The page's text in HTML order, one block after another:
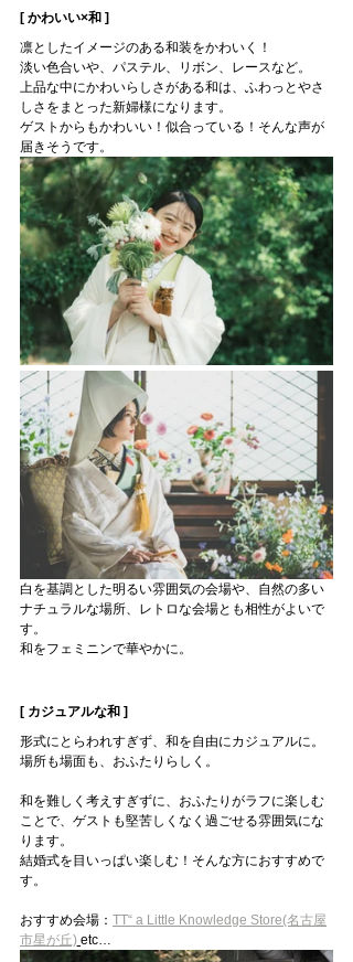
[ かわいい×和 ]
凛としたイメージのある和装をかわいく！
淡い色合いや、パステル、リボン、レースなど。
上品な中にかわいらしさがある和は、ふわっとやさ
しさをまとった新婦様になります。
ゲストからもかわいい！似合っている！そんな声が
届きそうです。
白を基調とした明るい雰囲気の会場や、自然の多い
ナチュラルな場所、レトロな会場とも相性がよいで
す。
和をフェミニンで華やかに。
[ カジュアルな和 ]
形式にとらわれすぎず、和を自由にカジュアルに。
場所も場面も、おふたりらしく。
和を難しく考えすぎずに、おふたりがラフに楽しむ
ことで、ゲストも堅苦しくなく過ごせる雰囲気にな
ります。
結婚式を目いっぱい楽しむ！そんな方におすすめで
す。
おすすめ会場： TT“ a Little Knowledge Store(名古屋
市星が丘) etc…